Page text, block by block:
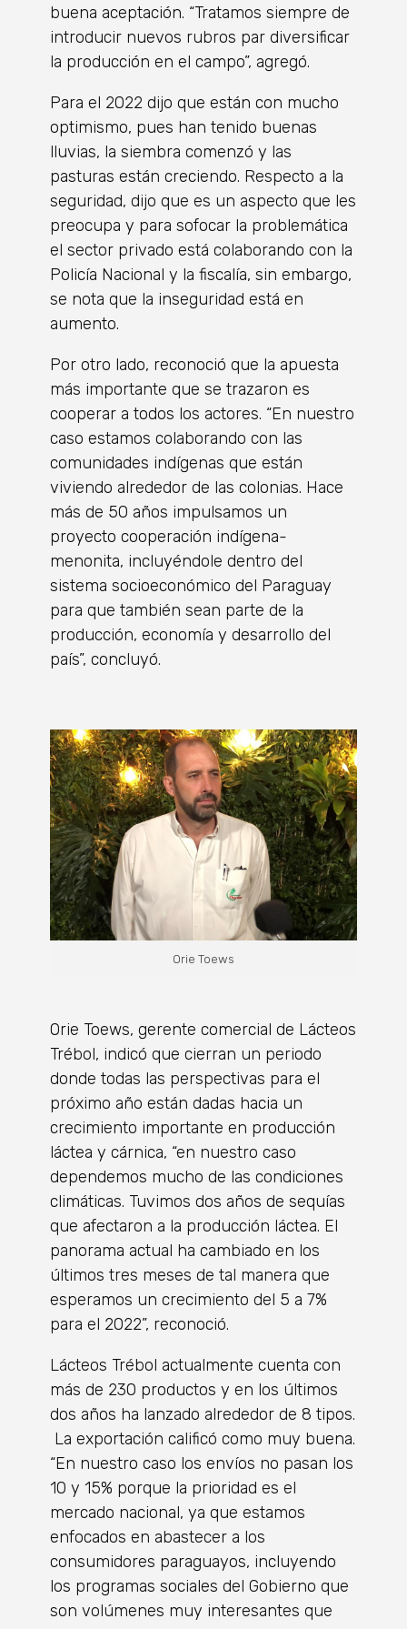
buena aceptación. “Tratamos siempre de
introducir nuevos rubros par diversificar
la producción en el campo”, agregó.
Para el 2022 dijo que están con mucho
optimismo, pues han tenido buenas
lluvias, la siembra comenzó y las
pasturas están creciendo. Respecto a la
seguridad, dijo que es un aspecto que les
preocupa y para sofocar la problemática
el sector privado está colaborando con la
Policía Nacional y la fiscalía, sin embargo,
se nota que la inseguridad está en
aumento.
Por otro lado, reconoció que la apuesta
más importante que se trazaron es
cooperar a todos los actores. “En nuestro
caso estamos colaborando con las
comunidades indígenas que están
viviendo alrededor de las colonias. Hace
más de 50 años impulsamos un
proyecto cooperación indígena-
menonita, incluyéndole dentro del
sistema socioeconómico del Paraguay
para que también sean parte de la
producción, economía y desarrollo del
país”, concluyó.
Orie Toews
Orie Toews, gerente comercial de Lácteos
Trébol, indicó que cierran un periodo
donde todas las perspectivas para el
próximo año están dadas hacia un
crecimiento importante en producción
láctea y cárnica, “en nuestro caso
dependemos mucho de las condiciones
climáticas. Tuvimos dos años de sequías
que afectaron a la producción láctea. El
panorama actual ha cambiado en los
últimos tres meses de tal manera que
esperamos un crecimiento del 5 a 7%
para el 2022”, reconoció.
Lácteos Trébol actualmente cuenta con
más de 230 productos y en los últimos
dos años ha lanzado alrededor de 8 tipos.
La exportación calificó como muy buena.
“En nuestro caso los envíos no pasan los
10 y 15% porque la prioridad es el
mercado nacional, ya que estamos
enfocados en abastecer a los
consumidores paraguayos, incluyendo
los programas sociales del Gobierno que
son volúmenes muy interesantes que